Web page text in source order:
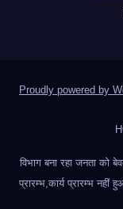
Proudly powered by
विभाग बना रहा जनता को
प्रारम्भ,कार्य प्रारम्भ